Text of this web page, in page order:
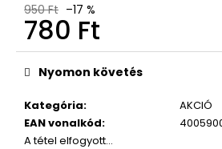
950 Ft –17 %
780 Ft
Egységár:
Kategória:
AKCIÓ
EAN vonalkód:
A tétel elfogyott…
Nyomon követés